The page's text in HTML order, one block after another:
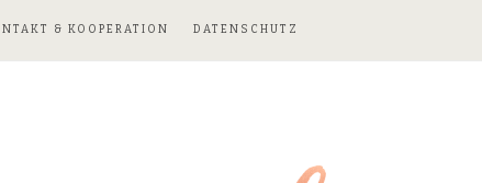
& KOOPERATION DATENSCHUTZ